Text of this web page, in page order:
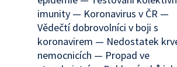
imunity — Koronavirus v ČR —
Vědečtí dobrovolníci v boji s
koronavirem — Nedostatek
nemocnicích — Propad ve